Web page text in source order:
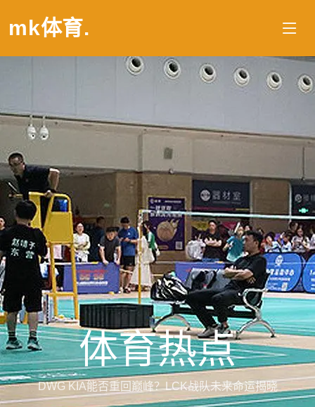
mk体育.
体育热点
DWG KIA能否重回巅峰？LCK战队未来命运揭晓